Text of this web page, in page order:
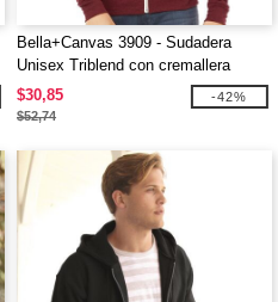
Bella+Canvas 3909 - Sudadera
Unisex Triblend con cremallera
completa
$30,85
$52,74
-42%